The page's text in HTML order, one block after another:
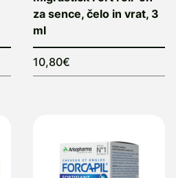
za sence, čelo in vrat, 3
ml
10,80€